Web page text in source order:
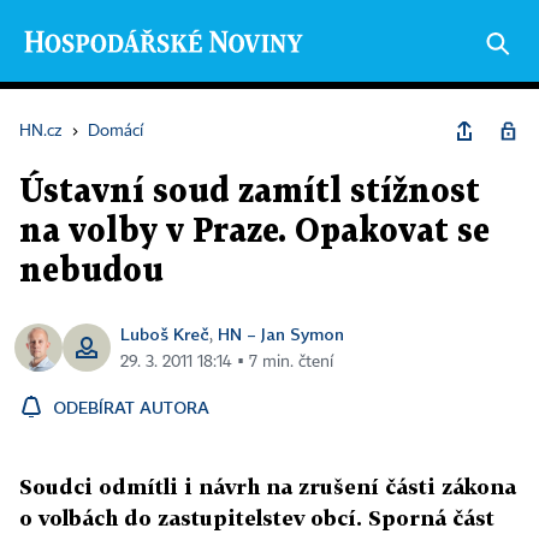
HN.cz › Domácí
Ústavní soud zamítl stížnost
na volby v Praze. Opakovat se
nebudou
Luboš Kreč, HN – Jan Symon
29. 3. 2011 18:14 ▪ 7 min. čtení
ODEBÍRAT AUTORA
Soudci odmítli i návrh na zrušení části zákona
o volbách do zastupitelstev obcí. Sporná část